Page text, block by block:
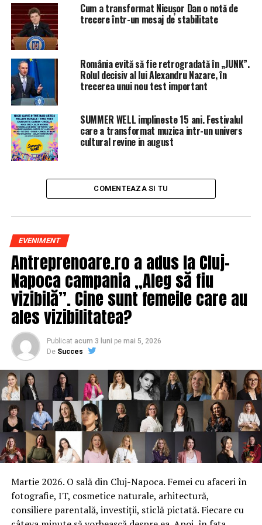
licitaţia pentru modernizarea subsecţiunilor Braşov –
Apaţa şi Caţa – Sighişoara către Asocierea Brasig,
formată din Strabag-Swietelsky.
detalii pe digi24.ro
ARTICOLE PE ACEIASI TEMA: PRIMA
URMATORUL
După Sophia, un nou robot face furori în China
Intoarcerea la radacini – seminee pe lemne si
avantajele celei mai naturale forme de obtinere a
Cum a transformat Nicușor Dan o notă de
trecere într-un mesaj de stabilitate
România evită să fie retrogradată în „JUNK”.
Rolul decisiv al lui Alexandru Nazare, în
trecerea unui nou test important
SUMMER WELL implineste 15 ani. Festivalul
care a transformat muzica intr-un univers
cultural revine in august
COMENTEAZA SI TU
EVENIMENT
Antreprenoare.ro a adus la Cluj-
Napoca campania „Aleg să fiu
vizibilă”. Cine sunt femeile care au
ales vizibilitatea?
Publicat acum 3 luni pe mai 5, 2026
De Succes
Martie 2026. O sală din Cluj-Napoca. Femei cu afaceri în
fotografie, IT, cosmetice naturale, arhitectură,
consiliere parentală, investiții, sticlă pictată. Fiecare cu